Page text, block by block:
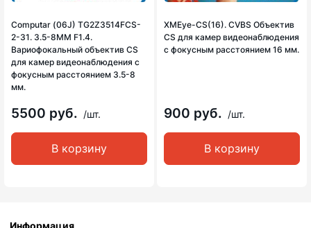
Computar (06J) TG2Z3514FCS-
2-31. 3.5-8MM F1.4.
Вариофокальный объектив CS
для камер видеонаблюдения с
фокусным расстоянием 3.5-8
мм.
5500 руб. /шт.
В корзину
XMEye-CS(16). CVBS Объектив
CS для камер видеонаблюдения
с фокусным расстоянием 16 мм.
900 руб. /шт.
В корзину
Информация